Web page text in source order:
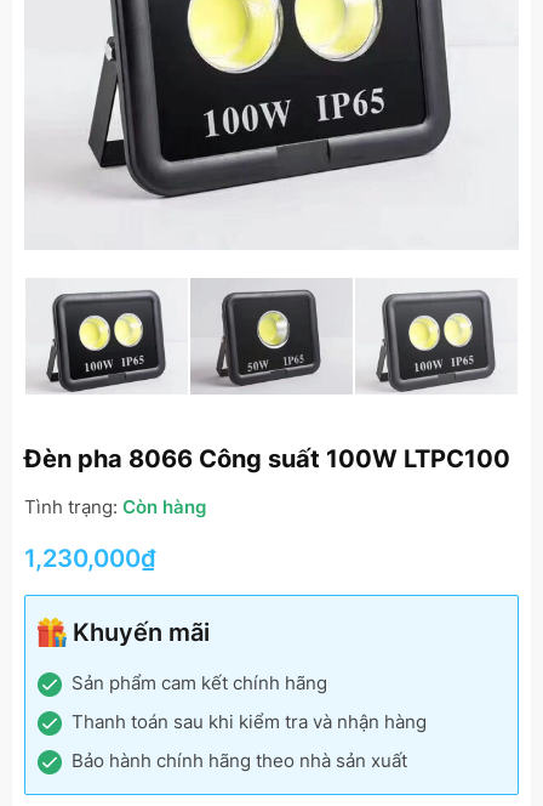
Đèn pha 8066 Công suất 100W LTPC100
Tình trạng: Còn hàng
1,230,000₫
Khuyến mãi
Sản phẩm cam kết chính hãng
Thanh toán sau khi kiểm tra và nhận hàng
Bảo hành chính hãng theo nhà sản xuất